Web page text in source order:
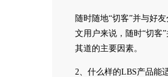
随时随地“切客”并与好
文用户来说，随时“切客
其道的主要因素。
2、什么样的LBS产品能